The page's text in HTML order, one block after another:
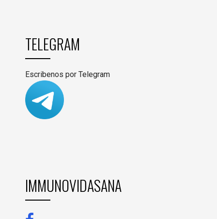
TELEGRAM
Escribenos por Telegram
IMMUNOVIDASANA